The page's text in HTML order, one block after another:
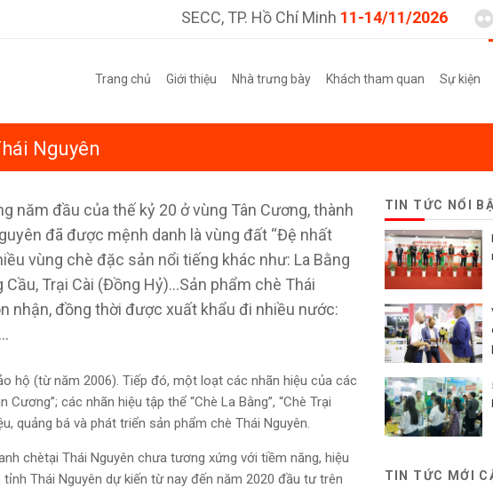
SECC, TP. Hồ Chí Minh 11-14/11/2026
Trang chủ Giới thiệu Nhà trưng bày Khách tham quan Sự kiện
Nguyên
năm đầu của thế kỷ 20 ở vùng Tân Cương, thành
đã được mệnh danh là vùng đất “Đệ nhất
vùng chè đặc sản nổi tiếng khác như: La Bằng
Trại Cài (Đồng Hỷ)…Sản phẩm chè Thái
nhận, đồng thời được xuất khẩu đi nhiều nước:
hộ (từ năm 2006). Tiếp đó, một loạt các nhãn hiệu của các
các nhãn hiệu tập thể “Chè La Bằng”, “Chè Trại
quảng bá và phát triển sản phẩm chè Thái Nguyên.
chètại Thái Nguyên chưa tương xứng với tiềm năng, hiệu
Thái Nguyên dự kiến từ nay đến năm 2020 đầu tư trên
TIN TỨC NỔI
TIN TỨC MỚI